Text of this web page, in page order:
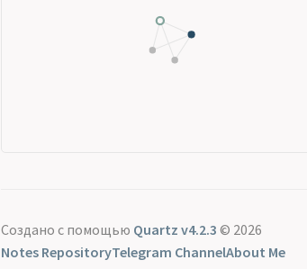
Создано с помощью Quartz v4.2.3 © 2026
Notes RepositoryTelegram ChannelAbout Me